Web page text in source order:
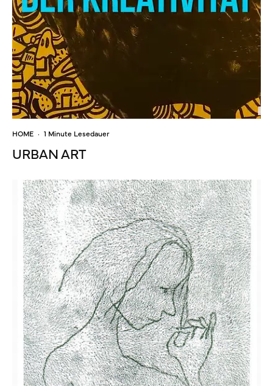
HOME · 1 Minute Lesedauer
URBAN ART